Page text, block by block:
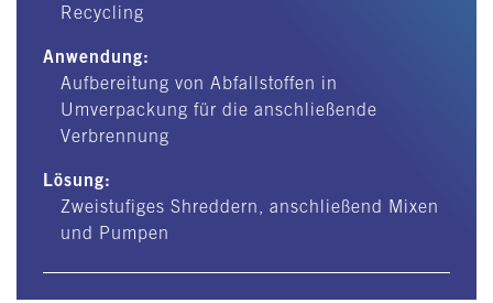
Recycling
Anwendung:
Aufbereitung von Abfallstoffen in
Umverpackung für die anschließende
Verbrennung
Lösung:
Zweistufiges Shreddern, anschließend Mixen
und Pumpen